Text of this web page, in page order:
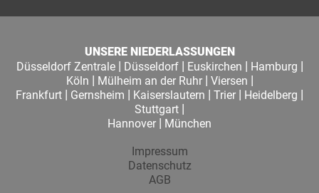
UNSERE NIEDERLASSUNGEN
Düsseldorf Zentrale| Düsseldorf| Euskirchen | Hamburg |
Köln | Mülheim an der Ruhr| Viersen |
Frankfurt | Gernsheim | Kaiserslautern | Trier | Heidelberg |
Stuttgart |
Hannover | München
Impressum
Datenschutz
AGB